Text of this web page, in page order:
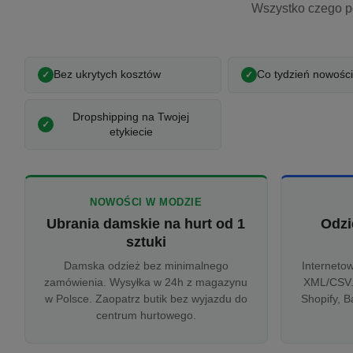
Wszystko czego
Bez ukrytych kosztów Co tydzień nowości
Dropshipping na Twojej
etykiecie
NOWOŚCI W MODZIE
Ubrania damskie na hurt od 1
sztuki
Damska odzież bez minimalnego
zamówienia. Wysyłka w 24h z magazynu
w Polsce. Zaopatrz butik bez wyjazdu do
centrum hurtowego.
XML/
Shopify,